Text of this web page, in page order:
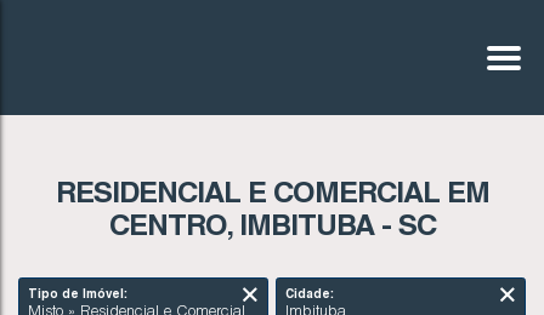
RESIDENCIAL E COMERCIAL EM
CENTRO, IMBITUBA - SC